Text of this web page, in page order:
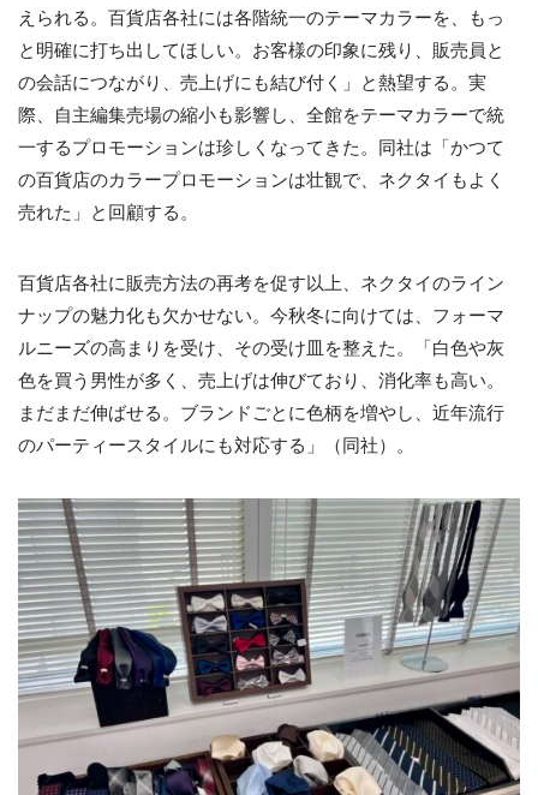
えられる。百貨店各社には各階統一のテーマカラーを、もっ
と明確に打ち出してほしい。お客様の印象に残り、販売員と
の会話につながり、売上げにも結び付く」と熱望する。実
際、自主編集売場の縮小も影響し、全館をテーマカラーで統
一するプロモーションは珍しくなってきた。同社は「かつて
の百貨店のカラープロモーションは壮観で、ネクタイもよく
売れた」と回顧する。
百貨店各社に販売方法の再考を促す以上、ネクタイのライン
ナップの魅力化も欠かせない。今秋冬に向けては、フォーマ
ルニーズの高まりを受け、その受け皿を整えた。「白色や灰
色を買う男性が多く、売上げは伸びており、消化率も高い。
まだまだ伸ばせる。ブランドごとに色柄を増やし、近年流行
のパーティースタイルにも対応する」（同社）。